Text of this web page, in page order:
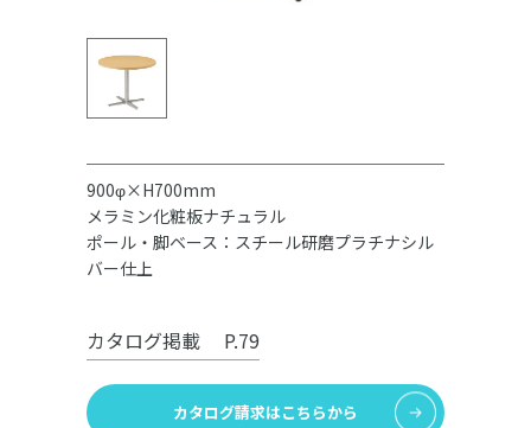
900φ×H700mm
メラミン化粧板ナチュラル
ポール・脚ベース：スチール研磨プラチナシル
バー仕上
カタログ掲載 P.79
カタログ請求はこちらから